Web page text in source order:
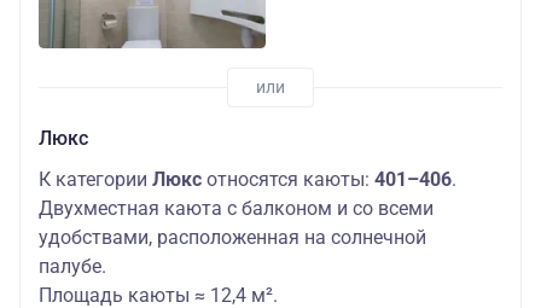
Люкс
К категории Люкс относятся каюты: 401–406.
Двухместная каюта с балконом и со всеми
удобствами, расположенная на солнечной
палубе.
Площадь каюты ≈ 12,4 м².